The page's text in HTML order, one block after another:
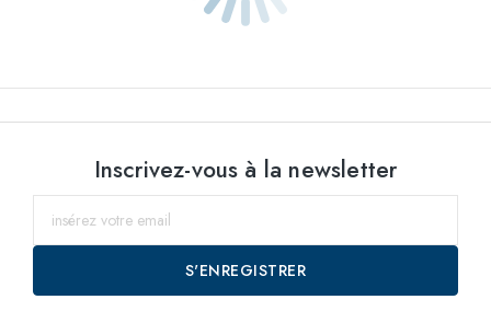
Inscrivez-vous à la newsletter
S'ENREGISTRER